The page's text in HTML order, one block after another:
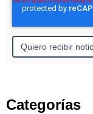
Categorías